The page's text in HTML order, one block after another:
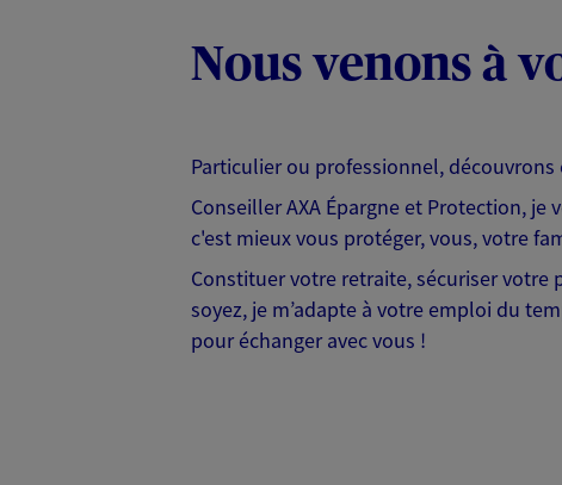
Nous venons à
Particulier ou professionnel,
Conseiller AXA Épargne et Protection,
c'est mieux vous protéger, vous, votre
Constituer votre retraite, sécuriser votre
soyez, je m’adapte à votre emploi du
pour échanger avec vous !